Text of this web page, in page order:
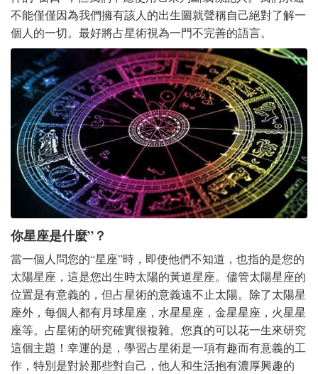
不能僅僅因為我們擁有該人的出生圖就聲稱自己絕對了解一
個人的一切。最好將占星術視為一門不完善的語言。
你星座是什麼”？
當一個人問您的“星座”時，即使他們不知道，也指的是您的
太陽星座，這是您出生時太陽的黃道星座。儘管太陽星座的
位置是有意義的，但占星術的意義遠不止太陽。除了太陽星
座外，每個人都有月球星座，水星星座，金星星座，火星星
座等。占星術的研究確實很複雜。您真的可以花一生來研究
這個主題！幸運的是，學習占星術是一項有趣而有意義的工
作，特別是對於那些對自己，他人和生活抱有濃厚興趣的